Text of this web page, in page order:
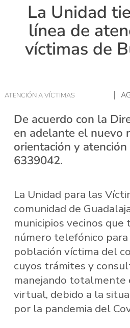
La Unidad
línea de
víctimas de
ATENCIÓN A VÍCTIMAS
De acuerdo con la
en adelante el nuevo
orientación y
6339042.
La Unidad para las
comunidad de
municipios vecinos que
número telefónico
población víctima del
cuyos trámites y
manejando totalmente
virtual, debido a la
por la pandemia del